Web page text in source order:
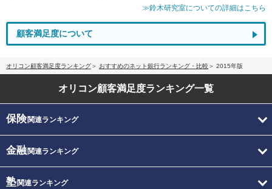
≫鈴木研究室についての詳細はこちら
顧客満足度について
オリコン顧客満足度ランキング おすすめのネット銀行ランキング・比較 2015年版
オリコン顧客満足度ランキング一覧
保険関連ランキング
金融関連ランキング
塾関連ランキング